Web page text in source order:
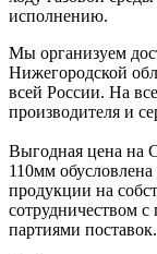
исполнению.
Мы организуем
Нижегородской
всей России. На
производителя и
Выгодная цена на
110мм
продукции на
сотрудничеством
партиями поставок.